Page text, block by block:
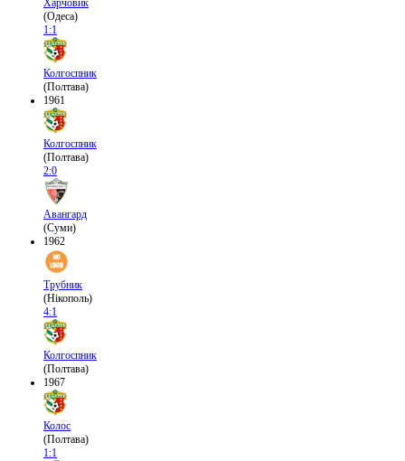
Харчовик
(Одеса)
1:1
Колгоспник
(Полтава)
1961
Колгоспник
(Полтава)
2:0
Авангард
(Суми)
1962
Трубник
(Нікополь)
4:1
Колгоспник
(Полтава)
1967
Колос
(Полтава)
1:1